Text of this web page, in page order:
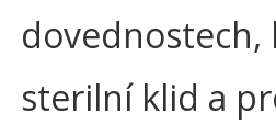
sterilní klid a